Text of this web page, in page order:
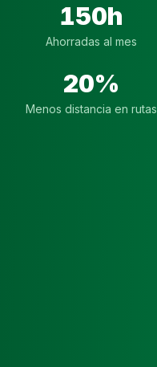
150h
Ahorradas al mes
20%
Menos distancia en rutas